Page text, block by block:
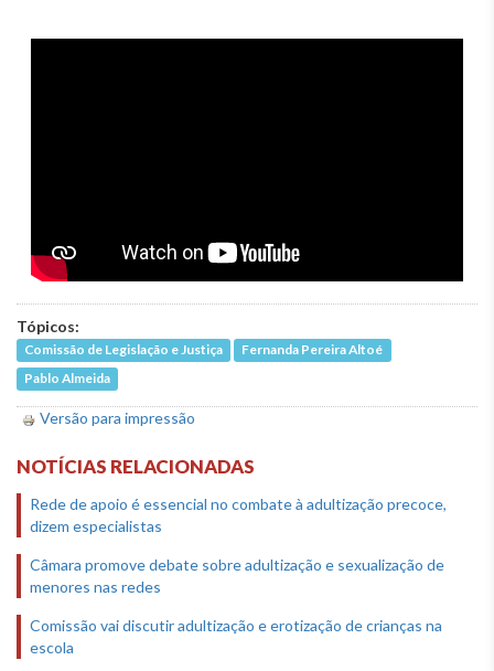
Tópicos:
Comissão de Legislação e Justiça
Fernanda Pereira Altoé
Pablo Almeida
Versão para impressão
NOTÍCIAS RELACIONADAS
Rede de apoio é essencial no combate à adultização precoce,
dizem especialistas
Câmara promove debate sobre adultização e sexualização de
menores nas redes
Comissão vai discutir adultização e erotização de crianças na
escola